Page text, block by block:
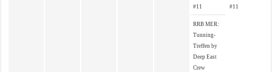
#11
RRB MER:
Tunning-
Treffen by
Deep East
Crew
#11